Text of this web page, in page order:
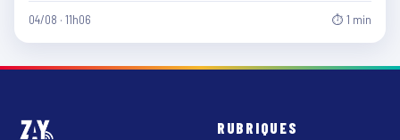
04/08 · 11h06 ⏱ 1 min
RUBRIQUES